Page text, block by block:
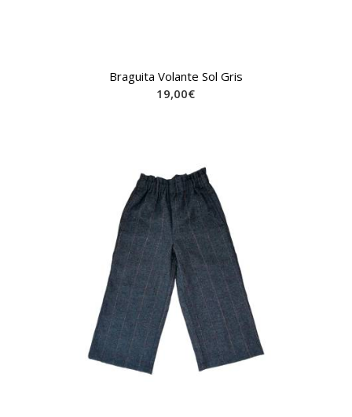
Braguita Volante Sol Gris
19,00€